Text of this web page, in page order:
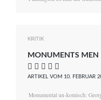
KRITIK
MONUMENTS MEN
    
ARTIKEL VOM 10. FEBRUAR
Monumental un-komisch: